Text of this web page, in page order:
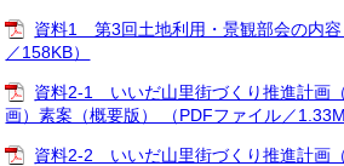
資料1 第3回土地利用・景観部会の内
／158KB）
資料2-1 いいだ山里街づくり推進計画
画）素案（概要版） （PDFファイル／
資料2-2 いいだ山里街づくり推進計画